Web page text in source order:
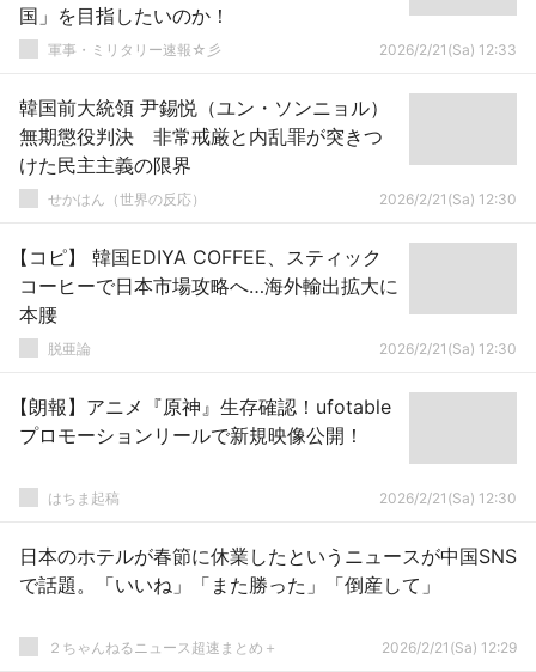
国」を目指したいのか！
軍事・ミリタリー速報☆彡 2026/2/21(Sa) 12:33
韓国前大統領 尹錫悦（ユン・ソンニョル）
無期懲役判決 非常戒厳と内乱罪が突きつ
けた民主主義の限界
せかはん（世界の反応） 2026/2/21(Sa) 12:30
【コピ】 韓国EDIYA COFFEE、スティック
コーヒーで日本市場攻略へ…海外輸出拡大に
本腰
脱亜論 2026/2/21(Sa) 12:30
【朗報】アニメ『原神』生存確認！ufotable
プロモーションリールで新規映像公開！
はちま起稿 2026/2/21(Sa) 12:30
日本のホテルが春節に休業したというニュースが中国SNS
で話題。「いいね」「また勝った」「倒産して」
２ちゃんねるニュース超速まとめ＋ 2026/2/21(Sa) 12:29